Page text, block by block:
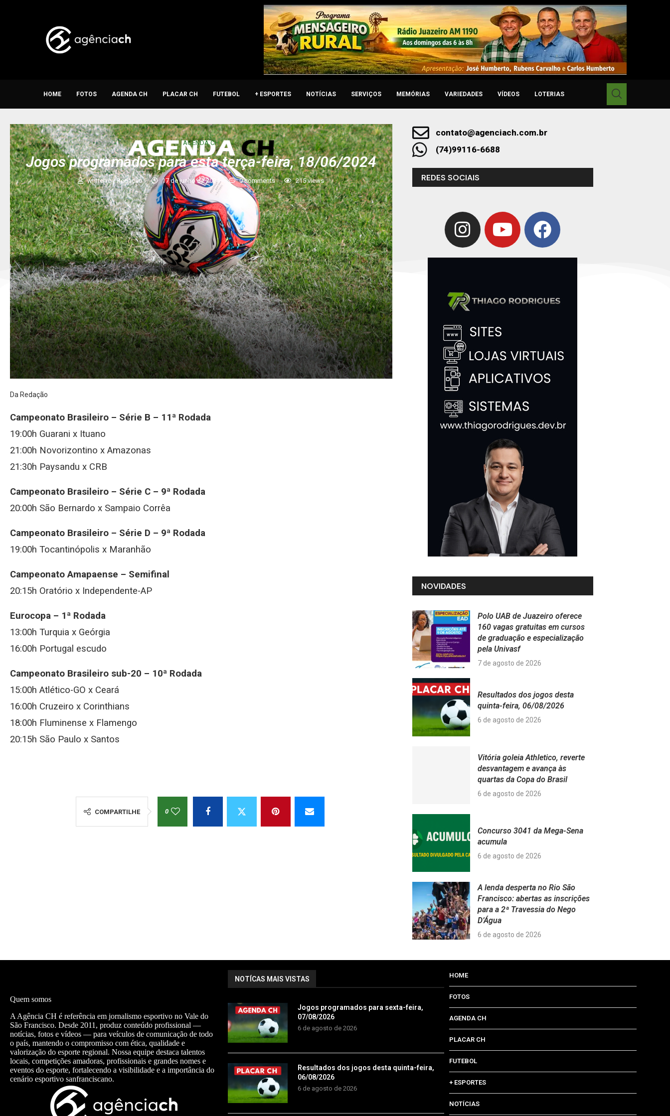
HOME FOTOS AGENDA CH PLACAR CH FUTEBOL + ESPORTES NOTÍCIAS SERVIÇOS MEMÓRIAS VARIEDADES VÍDEOS LOTERIAS
AGENDA CH
Jogos programados para esta terça-feira, 18/06/2024
written byRedação 17 de junho de 2024 0 comments 215views
Da Redação
Campeonato Brasileiro – Série B – 11ª Rodada
19:00h Guarani x Ituano
21:00h Novorizontino x Amazonas
21:30h Paysandu x CRB
Campeonato Brasileiro – Série C – 9ª Rodada
20:00h São Bernardo x Sampaio Corrêa
Campeonato Brasileiro – Série D – 9ª Rodada
19:00h Tocantinópolis x Maranhão
Campeonato Amapaense – Semifinal
20:15h Oratório x Independente-AP
Eurocopa – 1ª Rodada
13:00h Turquia x Geórgia
16:00h Portugal escudo
Campeonato Brasileiro sub-20 – 10ª Rodada
15:00h Atlético-GO x Ceará
16:00h Cruzeiro x Corinthians
18:00h Fluminense x Flamengo
20:15h São Paulo x Santos
COMPARTILHE 0
contato@agenciach.com.br
(74)99116-6688
REDES SOCIAIS
NOVIDADES
Polo UAB de Juazeiro oferece
160 vagas gratuitas em cursos
de graduação e especialização
pela Univasf
7 de agosto de 2026
Resultados dos jogos desta
quinta-feira, 06/08/2026
6 de agosto de 2026
Vitória goleia Athletico, reverte
desvantagem e avança às
quartas da Copa do Brasil
6 de agosto de 2026
Concurso 3041 da Mega-Sena
acumula
6 de agosto de 2026
A lenda desperta no Rio São
Francisco: abertas as inscrições
para a 2ª Travessia do Nego
D’Água
6 de agosto de 2026
Quem somos
A Agência CH é referência em jornalismo esportivo no Vale do
São Francisco. Desde 2011, produz conteúdo profissional —
notícias, fotos e vídeos — para veículos de comunicação de todo
o país, mantendo o compromisso com ética, qualidade e
valorização do esporte regional. Nossa equipe destaca talentos
locais, competições amadoras, profissionais e grandes nomes e
eventos do esporte, fortalecendo a visibilidade e a importância do
cenário esportivo sanfranciscano.
NOTÍCAS MAIS VISTAS
Jogos programados para sexta-feira,
07/08/2026
6 de agosto de 2026
Resultados dos jogos desta quinta-feira,
06/08/2026
6 de agosto de 2026
HOME
FOTOS
AGENDA CH
PLACAR CH
FUTEBOL
+ ESPORTES
NOTÍCIAS